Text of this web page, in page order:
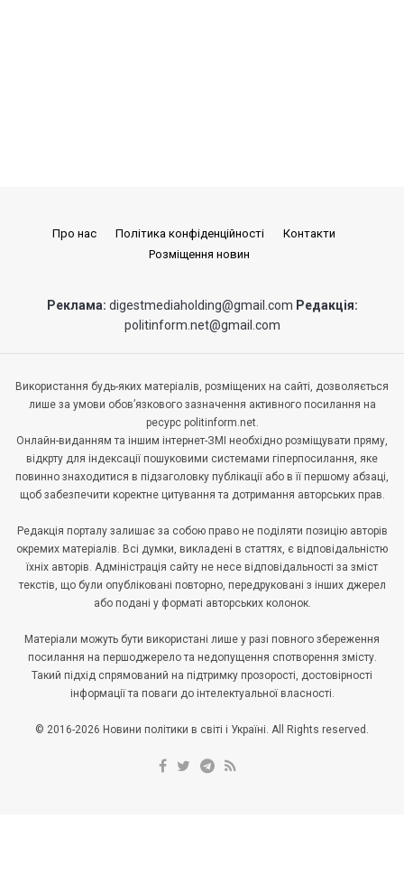
Про нас Політика конфіденційності
Контакти
Розміщення новин
Реклама: digestmediaholding@gmail.com Редакція:
politinform.net@gmail.com
Використання будь-яких матеріалів, розміщених на сайті, дозволяється
лише за умови обов’язкового зазначення активного посилання на
ресурс politinform.net.
Онлайн-виданням та іншим інтернет-ЗМІ необхідно розміщувати пряму,
відкрту для індексації пошуковими системами гіперпосилання, яке
повинно знаходитися в підзаголовку публікації або в її першому абзаці,
щоб забезпечити коректне цитування та дотримання авторських прав.
Редакція порталу залишає за собою право не поділяти позицію авторів
окремих матеріалів. Всі думки, викладені в статтях, є відповідальністю
їхніх авторів. Адміністрація сайту не несе відповідальності за зміст
текстів, що були опубліковані повторно, передруковані з інших джерел
або подані у форматі авторських колонок.
Матеріали можуть бути використані лише у разі повного збереження
посилання на першоджерело та недопущення спотворення змісту.
Такий підхід спрямований на підтримку прозорості, достовірності
інформації та поваги до інтелектуальної власності.
© 2016-2026 Новини політики в світі і Україні. All Rights reserved.